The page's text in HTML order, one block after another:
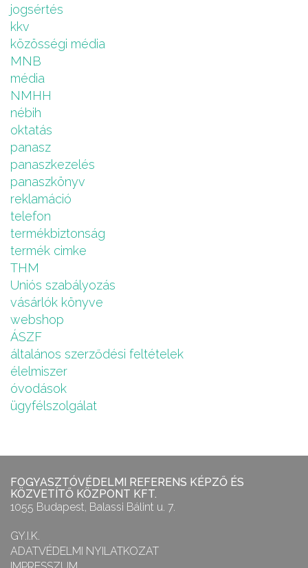
jogsértés
kkv
közösségi média
MNB
média
NMHH
nébih
oktatás
panasz
panaszkezelés
panaszkönyv
reklamáció
telefon
termékbiztonság
termék cimke
THM
Uniós szabályozás
vásárlók könyve
webshop
ÁSZF
általános szerződési feltételek
élelmiszer
óvodások
ügyfélszolgálat
FOGYASZTÓVÉDELMI REFERENS KÉPZŐ ÉS
KÖZVETÍTŐ KÖZPONT KFT.
1055 Budapest, Balassi Bálint u. 7.
GY.I.K.
ADATVÉDELMI NYILATKOZAT